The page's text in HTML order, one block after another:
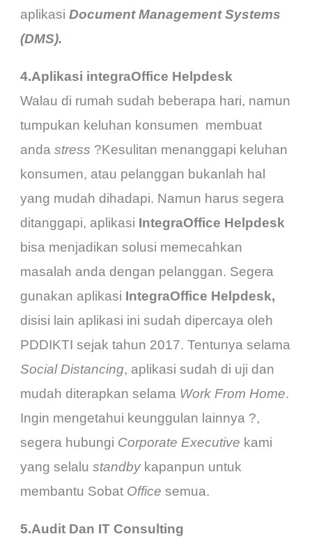
aplikasiDocument Management Systems
(DMS).
4.Aplikasi integraOffice Helpdesk
Walau di rumah sudah beberapa hari, namun
tumpukan keluhan konsumen membuat
andastress ?Kesulitan menanggapi keluhan
konsumen, atau pelanggan bukanlah hal
yang mudah dihadapi. Namun harus segera
ditanggapi, aplikasi IntegraOffice Helpdesk
bisa menjadikan solusi memecahkan
masalah anda dengan pelanggan. Segera
gunakan aplikasi IntegraOffice Helpdesk,
disisi lain aplikasi ini sudah dipercaya oleh
PDDIKTI sejak tahun 2017. Tentunya selama
Social Distancing, aplikasi sudah di uji dan
mudah diterapkan selama Work From Home.
Ingin mengetahui keunggulan lainnya ?,
segera hubungi Corporate Executive kami
yang selalustandby kapanpun untuk
membantu Sobat Office semua.
5.Audit Dan IT Consulting